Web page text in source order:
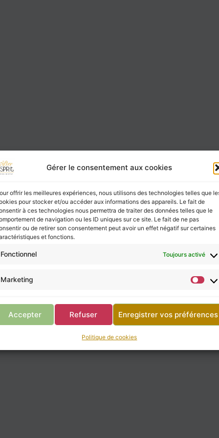
Gérer le consentement aux cookies
offrir les meilleures expériences, nous utilisons des technologies telles que
pour stocker et/ou accéder aux informations des appareils. Le fait de
à ces technologies nous permettra de traiter des données telles que le
de navigation ou les ID uniques sur ce site. Le fait de ne pas
ou de retirer son consentement peut avoir un effet négatif sur certaines
et fonctions.
Fonctionnel Toujours activé
Marketing
Accepter Refuser Enregistrer vos préférences
Politique de cookies